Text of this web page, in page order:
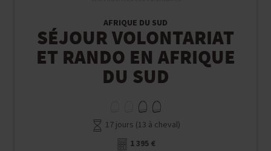
AFRIQUE DU SUD
SÉJOUR VOLONTARIAT
ET RANDO EN AFRIQUE
DU SUD
17 jours (13 à cheval)
1 395 €